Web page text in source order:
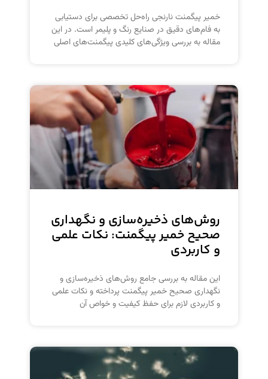
خمیر پیگمنت نارنجی راه‌حل تخصصی برای دستیابی
به فام‌های دقیق در صنایع رنگ و پلیمر است. در این
مقاله به بررسی ویژگی‌های کلیدی پیگمنت‌های اصلی
روش‌های ذخیره‌سازی و نگهداری
صحیح خمیر پیگمنت: نکات علمی
و کاربردی
این مقاله به بررسی جامع روش‌های ذخیره‌سازی و
نگهداری صحیح خمیر پیگمنت پرداخته و نکات علمی
و کاربردی لازم برای حفظ کیفیت و خواص آن